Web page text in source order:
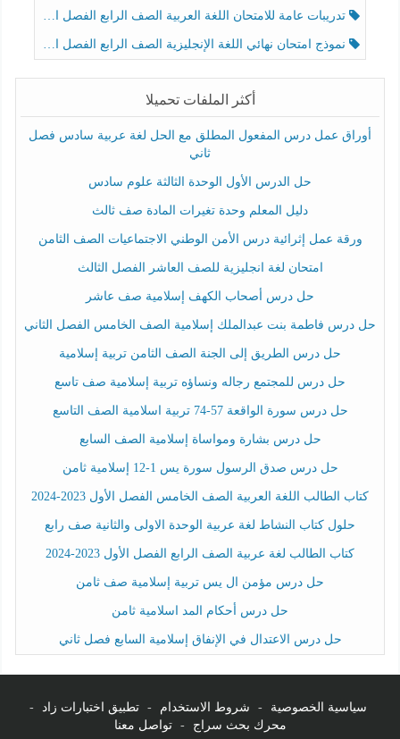
تدريبات عامة للامتحان اللغة العربية الصف الرابع الفصل الثالث
نموذج امتحان نهائي اللغة الإنجليزية الصف الرابع الفصل الثالث
أكثر الملفات تحميلا
أوراق عمل درس المفعول المطلق مع الحل لغة عربية سادس فصل
ثاني
حل الدرس الأول الوحدة الثالثة علوم سادس
دليل المعلم وحدة تغيرات المادة صف ثالث
ورقة عمل إثرائية درس الأمن الوطني الاجتماعيات الصف الثامن
امتحان لغة انجليزية للصف العاشر الفصل الثالث
حل درس أصحاب الكهف إسلامية صف عاشر
حل درس فاطمة بنت عبدالملك إسلامية الصف الخامس الفصل الثاني
حل درس الطريق إلى الجنة الصف الثامن تربية إسلامية
حل درس للمجتمع رجاله ونساؤه تربية إسلامية صف تاسع
حل درس سورة الواقعة 57-74 تربية اسلامية الصف التاسع
حل درس بشارة ومواساة إسلامية الصف السابع
حل درس صدق الرسول سورة يس 1-12 إسلامية ثامن
كتاب الطالب اللغة العربية الصف الخامس الفصل الأول 2023-2024
حلول كتاب النشاط لغة عربية الوحدة الاولى والثانية صف رابع
كتاب الطالب لغة عربية الصف الرابع الفصل الأول 2023-2024
حل درس مؤمن ال يس تربية إسلامية صف ثامن
حل درس أحكام المد اسلامية ثامن
حل درس الاعتدال في الإنفاق إسلامية السابع فصل ثاني
سياسية الخصوصية - شروط الاستخدام - تطبيق اختبارات زاد
-
محرك بحث سراج
- تواصل معنا